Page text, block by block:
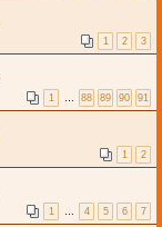
1 2 3
1 … 88 89 90 91
1 2
1 … 4 5 6 7